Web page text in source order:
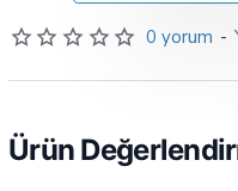
0 yorum -
Ürün